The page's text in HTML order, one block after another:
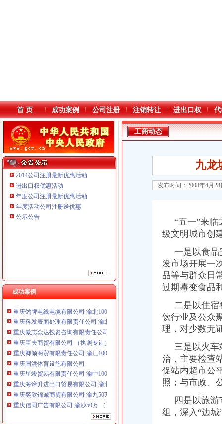
本站导航
首 页 成功案例 公司注册 注销转让 进出口权
2014公司注册最新优惠活动
进出口权优惠活动
年度公司注册最新优惠活动
年度活动公司注册送优惠
公示公告
成功案例
重庆科发表面处理有限责任公司 渝北800万 （进出口权）
重庆傲志众达投资咨询有限责任公司 渝九1000万 （增资）
重庆臣夫商贸有限公司 （执照专让）
重庆卿倾商贸有限责任公司 渝江100万 （工商注册）
重庆国洪体育设施有限公司
重庆星竣贸易有限责任公司 渝中100万 （进出口权）
重庆海谛升进出口贸易有限公司 渝北100万 （进出口权）
重庆奕欣锦诚商贸有限公司 渝九50万 （工商注册）
重庆信同广告有限公司 渝沙50万 （工商注册）
重庆三虹房地产营销策划有限公司
重庆鸽牌电线电缆有限公司 渝北10010万 (进出口权)
工商动态
九龙
发布时间：2008年4月
“五一”来临
级文明城市创
一是以食品
发市场开展一
品等与群众日
过期霉变食品
二是以住宿
饮行业及公众
理，对少数无
三是以火车
治，主要检查
促站内超市公
照；与市政、
四是以旅游
组，深入“边